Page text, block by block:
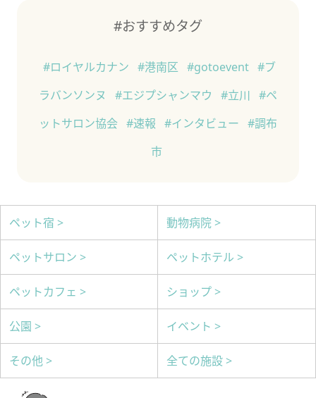
#おすすめタグ
#ロイヤルカナン #港南区 #gotoevent #ブ
ラバンソンヌ
#エジプシャンマウ #立川 #ペ
ットサロン協会 #速報 #インタビュー #調布
市
ペット宿 > 動物病院 >
ペットサロン > ペットホテル >
ペットカフェ > ショップ >
公園 > イベント >
その他 > 全ての施設 >